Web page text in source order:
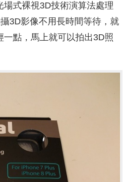
場式裸視3D技術演算法處理
3D影像不用長時間等待，就
點，馬上就可以拍出3D照